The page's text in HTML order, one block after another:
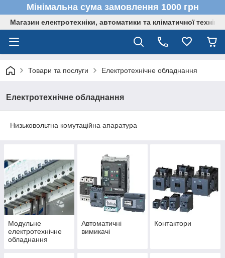
Мінімальна сума замовлення 1000 грн
Магазин електротехніки, автоматики та кліматичної техніки
Товари та послуги Електротехнічне обладнання
Електротехнічне обладнання
Низьковольтна комутаційна апаратура
Модульне
електротехнічне
обладнання
Автоматичні
вимикачі
Контактори